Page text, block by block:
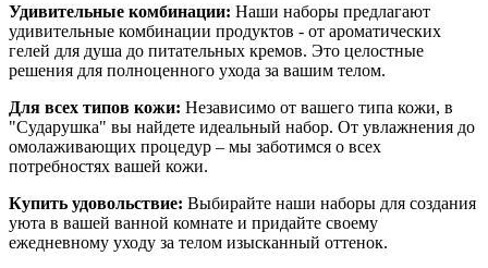
Удивительные комбинации: Наши наборы предлагают
удивительные комбинации продуктов - от ароматических
гелей для душа до питательных кремов. Это целостные
решения для полноценного ухода за вашим телом.
Для всех типов кожи: Независимо от вашего типа кожи, в
"Сударушка" вы найдете идеальный набор. От увлажнения до
омолаживающих процедур – мы заботимся о всех
потребностях вашей кожи.
Купить удовольствие: Выбирайте наши наборы для создания
уюта в вашей ванной комнате и придайте своему
ежедневному уходу за телом изысканный оттенок.